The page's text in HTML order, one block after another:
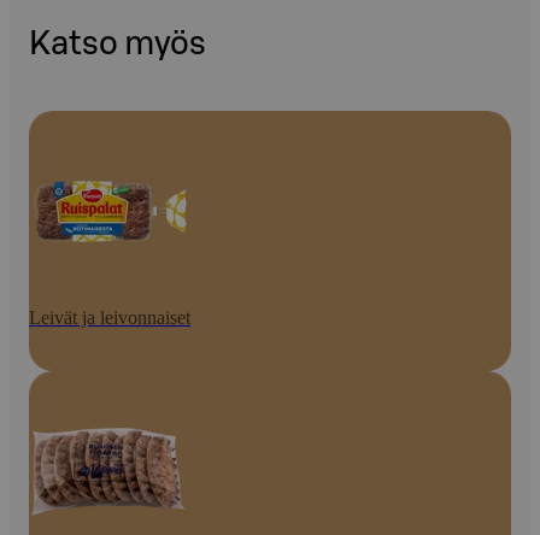
Katso myös
Leivät ja leivonnaiset